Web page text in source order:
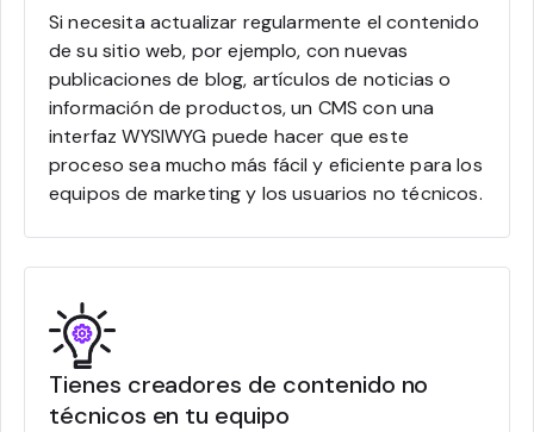
Si necesita actualizar regularmente el contenido
de su sitio web, por ejemplo, con nuevas
publicaciones de blog, artículos de noticias o
información de productos, un CMS con una
interfaz WYSIWYG puede hacer que este
proceso sea mucho más fácil y eficiente para los
equipos de marketing y los usuarios no técnicos.
Tienes creadores de contenido no
técnicos en tu equipo